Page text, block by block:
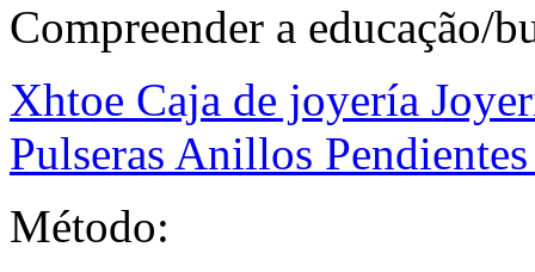
Compreender a educação/
Xhtoe Caja de joyería
Pulseras Anillos
Método: